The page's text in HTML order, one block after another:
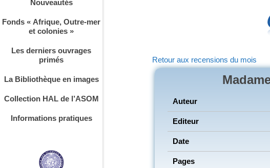
Nouveautés
Fonds « Afrique, Outre-mer
et colonies »
Les derniers ouvrages
primés
La Bibliothèque en images
Collection HAL de l’ASOM
Informations pratiques
Retour aux recensions du mois
Auteur
Editeur
Date
Pages